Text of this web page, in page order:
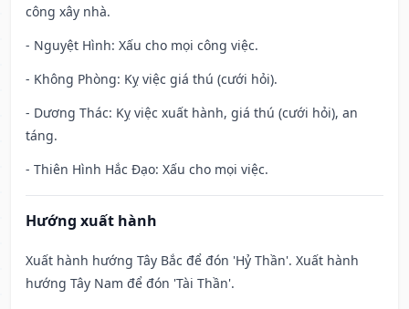
công xây nhà.
- Nguyệt Hình: Xấu cho mọi công việc.
- Không Phòng: Kỵ việc giá thú (cưới hỏi).
- Dương Thác: Kỵ việc xuất hành, giá thú (cưới hỏi), an
táng.
- Thiên Hình Hắc Đạo: Xấu cho mọi việc.
Hướng xuất hành
Xuất hành hướng Tây Bắc để đón 'Hỷ Thần'. Xuất hành
hướng Tây Nam để đón 'Tài Thần'.